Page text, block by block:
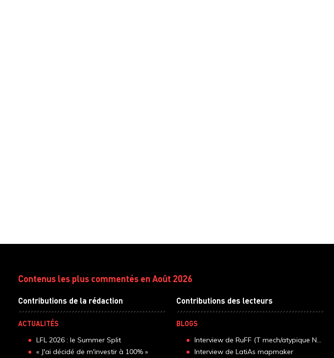
Contenus les plus commentés en Août 2026
Contributions de la rédaction
ACTUALITÉS
LFL 2026 : le Summer Split
« J'ai décidé de m'investir à 100% »
Contributions des lecteurs
BLOGS
Interview de RuFF (T mech/atypique N...
Interview de LatiAs mapmaker